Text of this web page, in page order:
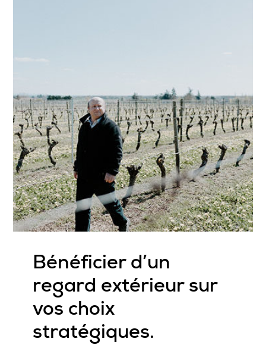
Bénéficier d’un
regard extérieur sur
vos choix
stratégiques.